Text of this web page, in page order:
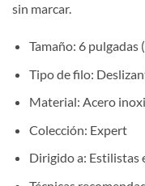
sin marcar.
Tamaño: 6 pulgadas
Tipo de filo:
Material: Acero
Colección: Expert
Dirigido a: Estilistas